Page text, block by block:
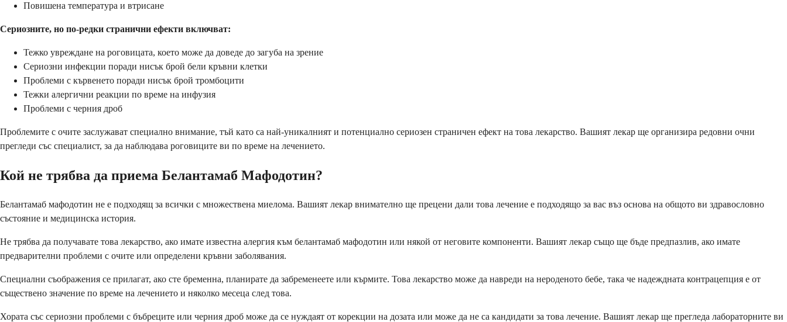
Повишена температура и втрисане
Сериозните, но по-редки странични ефекти включват:
Тежко увреждане на роговицата, което може да доведе до загуба на зрение
Сериозни инфекции поради нисък брой бели кръвни клетки
Проблеми с кървенето поради нисък брой тромбоцити
Тежки алергични реакции по време на инфузия
Проблеми с черния дроб
Проблемите с очите заслужават специално внимание, тъй като са най-уникалният и потенциално сериозен страничен ефект на това лекарство. Вашият лекар ще организира редовни очни
прегледи със специалист, за да наблюдава роговиците ви по време на лечението.
Кой не трябва да приема Белантамаб Мафодотин?
Белантамаб мафодотин не е подходящ за всички с множествена миелома. Вашият лекар внимателно ще прецени дали това лечение е подходящо за вас въз основа на общото ви здравословно
състояние и медицинска история.
Не трябва да получавате това лекарство, ако имате известна алергия към белантамаб мафодотин или някой от неговите компоненти. Вашият лекар също ще бъде предпазлив, ако имате
предварителни проблеми с очите или определени кръвни заболявания.
Специални съображения се прилагат, ако сте бременна, планирате да забременеете или кърмите. Това лекарство може да навреди на нероденото бебе, така че надеждната контрацепция е от
съществено значение по време на лечението и няколко месеца след това.
Хората със сериозни проблеми с бъбреците или черния дроб може да се нуждаят от корекции на дозата или може да не са кандидати за това лечение. Вашият лекар ще прегледа лабораторните ви